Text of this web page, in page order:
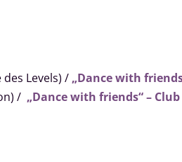
Levels) / „Dance with
/ „Dance with friends“ – Club